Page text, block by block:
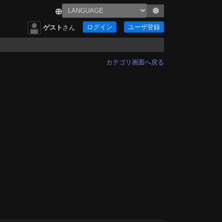
ゲスト さん ログイン ユーザ登録
カテゴリ画面へ戻る